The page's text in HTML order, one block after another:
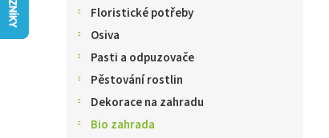
Floristické potřeby
Osiva
Pasti a odpuzovače
Pěstování rostlin
Dekorace na zahradu
Bio zahrada